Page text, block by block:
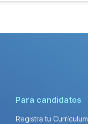
Para candidatos
Registra tu Currículum